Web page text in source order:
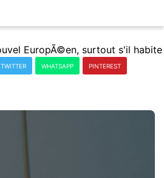
TWITTER WHATSAPP PINTEREST